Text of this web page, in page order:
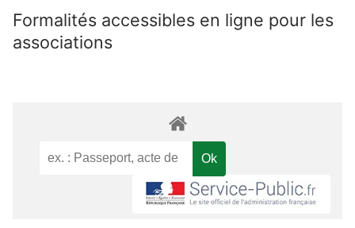
Formalités accessibles en ligne pour les
associations